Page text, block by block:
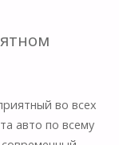
во всех
авто по всему